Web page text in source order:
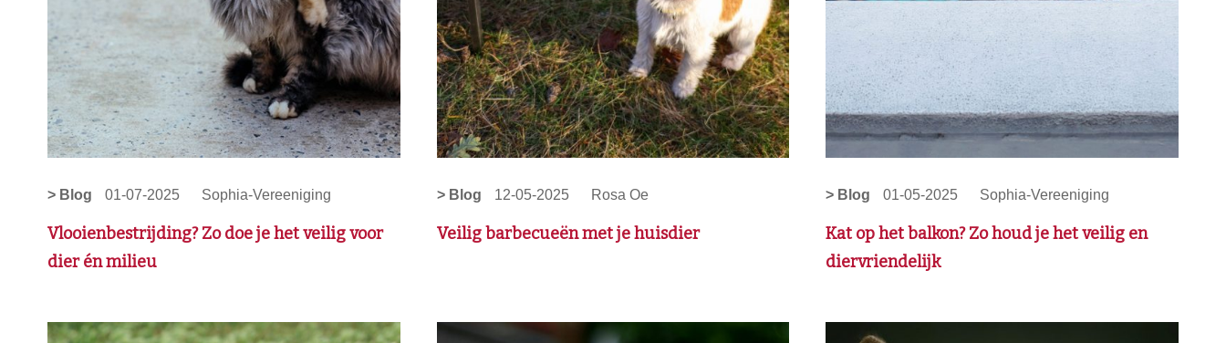
> Blog 01-07-2025 Sophia-Vereeniging
Vlooienbestrijding? Zo doe je het veilig voor
dier én milieu
> Blog 12-05-2025 Rosa Oe
Veilig barbecueën met je huisdier
> Blog 01-05-2025 Sophia-Vereeniging
Kat op het balkon? Zo houd je het veilig en
diervriendelijk